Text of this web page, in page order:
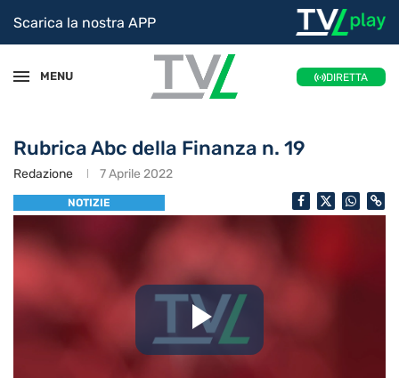
Scarica la nostra APP
MENU DIRETTA
Rubrica Abc della Finanza n. 19
Redazione 7 Aprile 2022
NOTIZIE